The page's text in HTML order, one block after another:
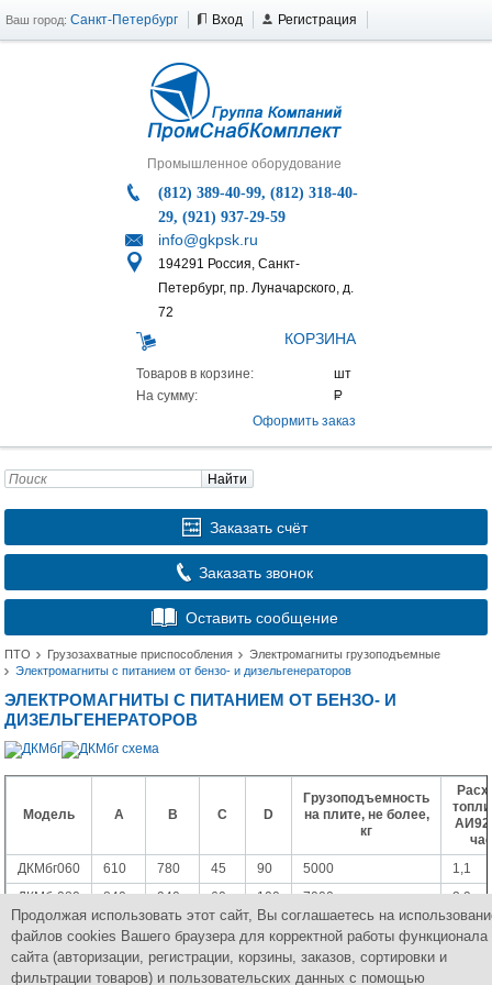
Ваш город: Санкт-Петербург Вход Регистрация
Промышленное оборудование
(812) 389-40-99, (812) 318-40-
29, (921) 937-29-59
info@gkpsk.ru
194291 Россия, Санкт-
Петербург, пр. Луначарского, д.
72
КОРЗИНА
Товаров в корзине:
На сумму:
Оформить заказ
Найти
Заказать счёт
Заказать звонок
Оставить сообщение
ПТО Грузозахватные приспособления
Электромагниты грузоподъемные
Электромагниты с питанием от бензо- и дизельгенераторов
ЭЛЕКТРОМАГНИТЫ С ПИТАНИЕМ ОТ БЕНЗО- И
ДИЗЕЛЬГЕНЕРАТОРОВ
Модель А В С D
Грузоподъемность
на плите, не более,
кг
час
ДКМбг060
610 780 45 90 5000
1,1
ДКМбг080
840 940 60 100 7000
2,9
ДКМбг100
ДКМбг120
1240 1450 100 160 12000
Продолжая использовать этот сайт, Вы соглашаетесь на
файлов cookies Вашего браузера для корректной работы функционала
сайта (авторизации, регистрации, корзины, заказов, сортировки и
фильтрации товаров) и пользовательских данных с помощью